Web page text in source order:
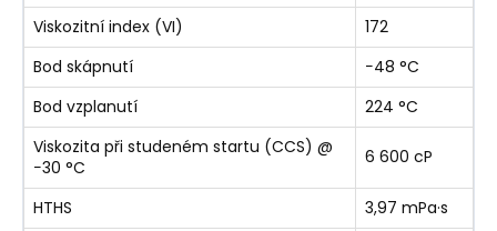
Viskozitní index (VI)
172
Bod skápnutí
−48 °C
Bod vzplanutí
224 °C
Viskozita při studeném startu (CCS) @
−30 °C
6 600 cP
HTHS 3,97 mPa·s